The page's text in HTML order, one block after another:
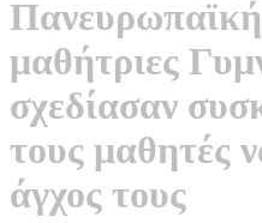
μαθήτριες
σχεδίασαν
τους μαθητές
άγχος τους